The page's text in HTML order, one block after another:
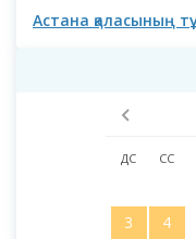
Астана қаласының
ДС СС
3
4